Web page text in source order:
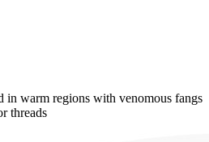
in warm regions with venomous fangs
threads